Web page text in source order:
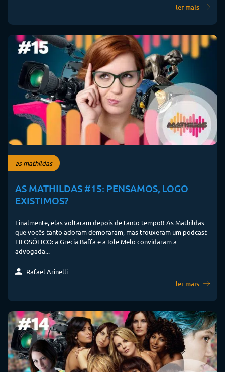
ler mais
as mathildas
AS MATHILDAS #15: PENSAMOS, LOGO
EXISTIMOS?
Finalmente, elas voltaram depois de tanto tempo!! As Mathildas
que vocês tanto adoram demoraram, mas trouxeram um podcast
FILOSÓFICO: a Grecia Baffa e a Iole Melo convidaram a
advogada...
Rafael Arinelli
ler mais